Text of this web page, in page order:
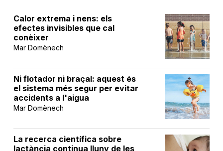
Calor extrema i nens: els
efectes invisibles que cal
conèixer
Mar Domènech
Ni flotador ni braçal: aquest és
el sistema més segur per evitar
accidents a l'aigua
Mar Domènech
La recerca científica sobre
lactància continua lluny de les